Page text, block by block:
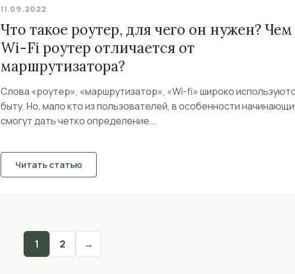
11.09.2022
Что такое роутер, для чего он нужен? Чем
Wi-Fi роутер отличается от
маршрутизатора?
Слова «роутер», «маршрутизатор», «Wi-fi» широко
быту. Но, мало кто из пользователей, в особенности
смогут дать четко определение...
Читать статью
1 2 →